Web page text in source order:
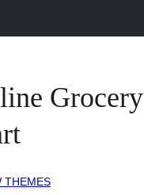
Grocery
THEMES